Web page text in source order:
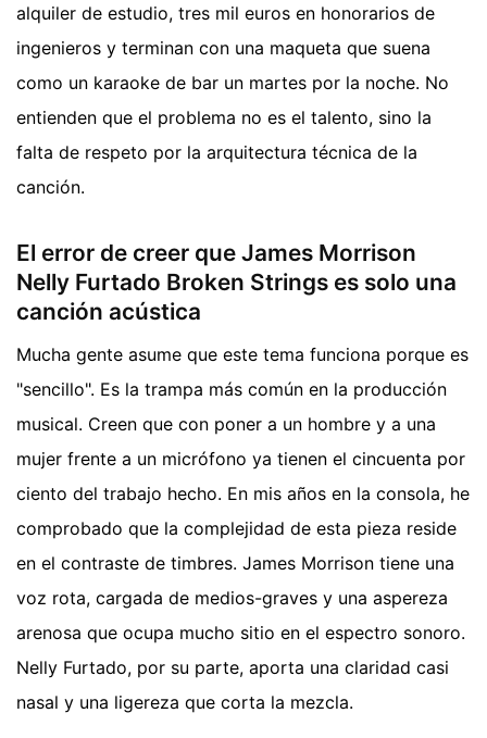
alquiler de estudio, tres mil euros en honorarios de
ingenieros y terminan con una maqueta que suena
como un karaoke de bar un martes por la noche. No
entienden que el problema no es el talento, sino la
falta de respeto por la arquitectura técnica de la
canción.
El error de creer que James Morrison
Nelly Furtado Broken Strings es solo una
canción acústica
Mucha gente asume que este tema funciona porque es
"sencillo". Es la trampa más común en la producción
musical. Creen que con poner a un hombre y a una
mujer frente a un micrófono ya tienen el cincuenta por
ciento del trabajo hecho. En mis años en la consola, he
comprobado que la complejidad de esta pieza reside
en el contraste de timbres. James Morrison tiene una
voz rota, cargada de medios-graves y una aspereza
arenosa que ocupa mucho sitio en el espectro sonoro.
Nelly Furtado, por su parte, aporta una claridad casi
nasal y una ligereza que corta la mezcla.